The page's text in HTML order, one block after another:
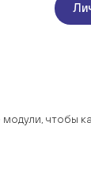
чтобы